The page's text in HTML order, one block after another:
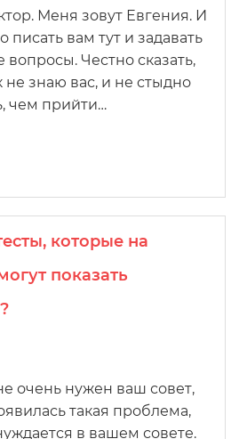
Меня зовут Евгения. И
писать вам тут и задавать
вопросы. Честно сказать,
не знаю вас, и не стыдно
чем прийти…
которые на
показать
очень нужен ваш совет,
такая проблема,
в вашем совете.